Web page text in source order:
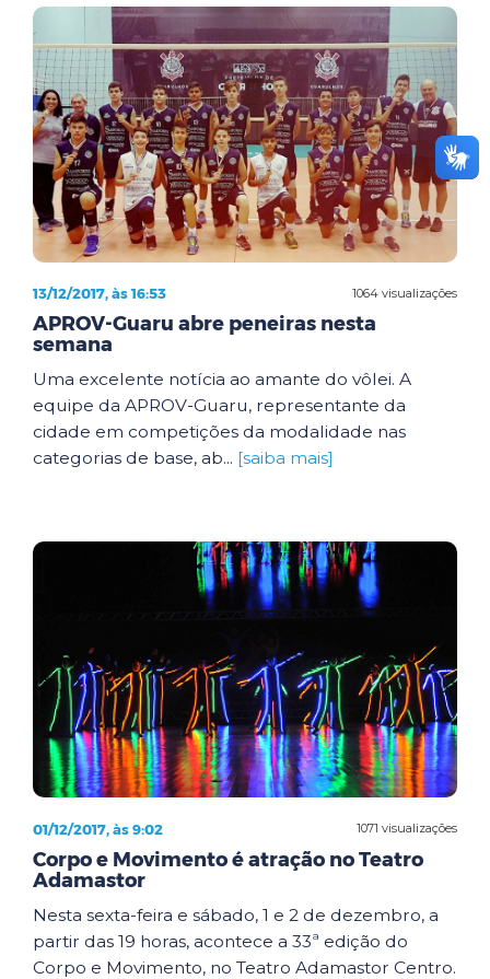
1064 visualizações
13/12/2017, às 16:53
APROV-Guaru abre peneiras nesta
semana
Uma excelente notícia ao amante do vôlei. A
equipe da APROV-Guaru, representante da
cidade em competições da modalidade nas
categorias de base, ab... [saiba mais]
1071 visualizações
01/12/2017, às 9:02
Corpo e Movimento é atração no Teatro
Adamastor
Nesta sexta-feira e sábado, 1 e 2 de dezembro, a
partir das 19 horas, acontece a 33ª edição do
Corpo e Movimento, no Teatro Adamastor Centro.